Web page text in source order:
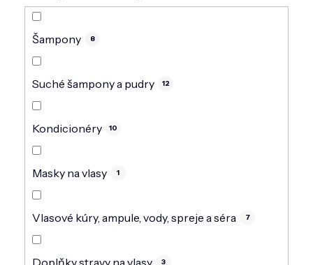
Šampony 8
Suché šampony a pudry 12
Kondicionéry 10
Masky na vlasy 1
Vlasové kúry, ampule, vody, spreje a séra 7
Doplňky stravy na vlasy 3